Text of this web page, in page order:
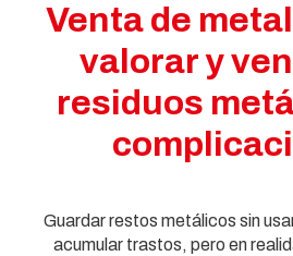
Venta de
valorar y
residuos
Guardar restos metálicos sin
acumular trastos, pero en